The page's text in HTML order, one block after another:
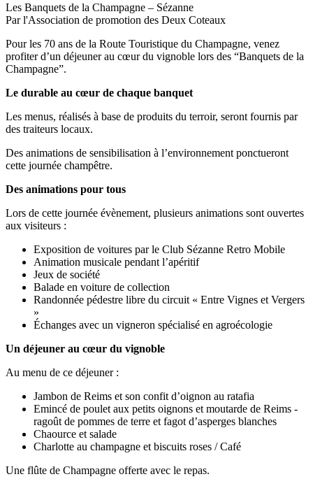
Les Banquets de la Champagne – Sézanne
Parl'Association de promotion des Deux Coteaux
Pour les 70 ans de la Route Touristique du Champagne, venez
profiter d’un déjeuner au cœur du vignoble lors des “Banquets de la
Champagne”.
Le durable au cœur de chaque banquet
Les menus, réalisés à base de produits du terroir, seront fournis par
des traiteurs locaux.
Des animations de sensibilisation à l’environnement ponctueront
cette journée champêtre.
Des animations pour tous
Lors de cette journée évènement, plusieurs animations sont ouvertes
aux visiteurs :
Exposition de voitures par le Club Sézanne Retro Mobile
Animation musicale pendant l’apéritif
Jeux de société
Balade en voiture de collection
Randonnée pédestre libre du circuit « Entre Vignes et Vergers
»
Échanges avec un vigneron spécialisé en agroécologie
Un déjeuner au cœur du vignoble
Au menu de ce déjeuner :
Jambon de Reims et son confit d’oignon au ratafia
Emincé de poulet aux petits oignons et moutarde de Reims -
ragoût de pommes de terre et fagot d’asperges blanches
Chaource et salade
Charlotte au champagne et biscuits roses / Café
Une flûte de Champagne offerte avec le repas.